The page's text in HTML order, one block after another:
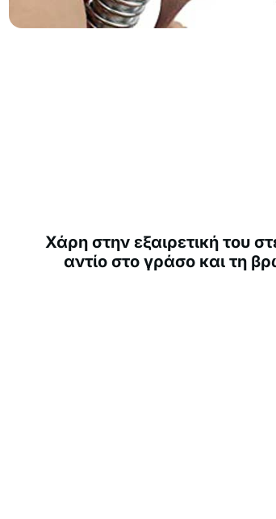
Χάρη στην εξαιρετική του
αντίο στο γράσο και τη